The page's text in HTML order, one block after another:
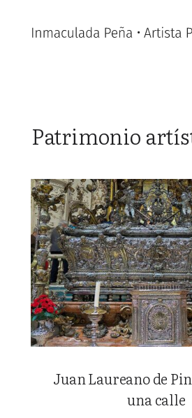
Patrimonio
Juan Laureano de
una calle